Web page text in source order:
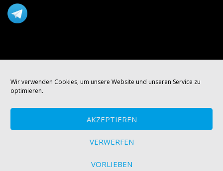
Wir verwenden Cookies, um unsere Website und unseren Service zu
optimieren.
AKZEPTIEREN
VERWERFEN
VORLIEBEN